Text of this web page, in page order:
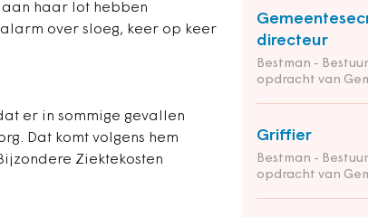
haar lot hebben
over sloeg, keer op keer
er in sommige gevallen
Dat komt volgens hem
Ziektekosten
directeur
Bestman -
opdracht van
Griffier
Bestman -
opdracht van